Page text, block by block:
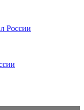
России